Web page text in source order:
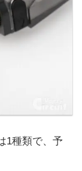
1種類で、予